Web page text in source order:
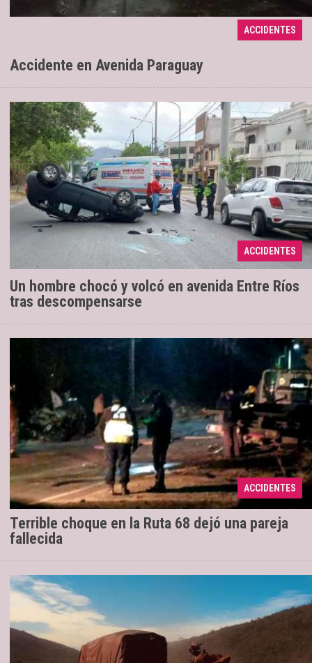
ACCIDENTES
Accidente en Avenida Paraguay
18/03/2024 Embistió a 10 jóvenes que salían de un
ACCIDENTES
Un hombre chocó y volcó en avenida Entre Ríos
tras descompensarse
20/10/2022 Sucedió esta mañana pasada las 9.30. El
hombre fue atendido por médicos que llegaron en
una ambulancia del Samec y se encontraba en buen
ACCIDENTES
Terrible choque en la Ruta 68 dejó una pareja
fallecida
22/09/2022 El siniestro se produjo en la fría noche de
ayer, poco antes de las 22, y se cobró la vida de una
pareja que viajaba en el vehículo de menor porte.